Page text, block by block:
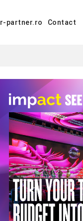
partner.ro Contact